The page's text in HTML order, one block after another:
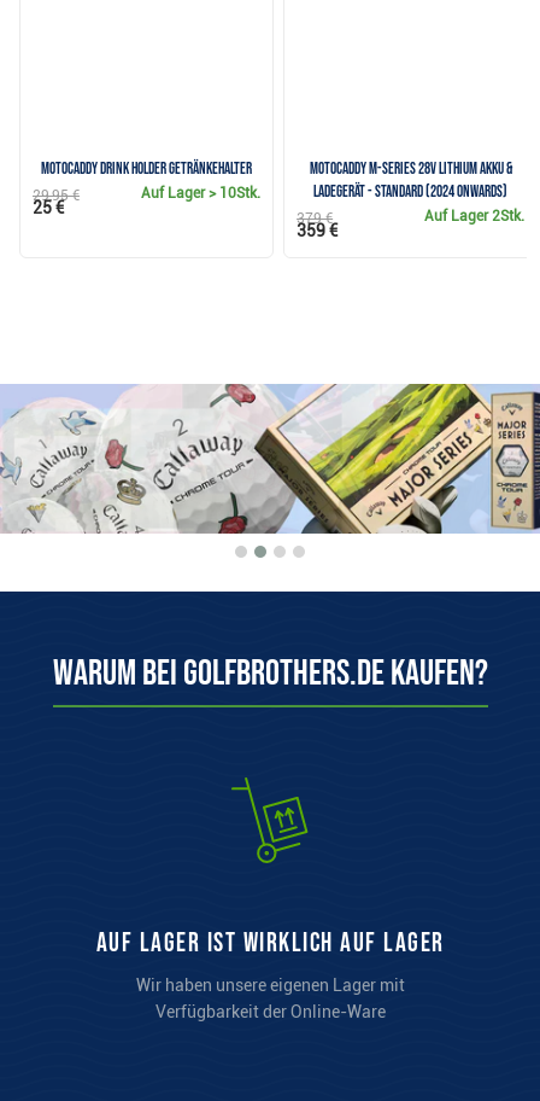
Motocaddy Drink Holder Getränkehalter
Auf Lager> 10Stk.
29,95 €
25 €
Motocaddy M-Series 28V Lithium Akku &
Ladegerät - Standard (2024 onwards)
Auf Lager2Stk.
379 €
359 €
Warum bei Golfbrothers.de kaufen?
auf Lager ist wirklich auf Lager
Wir haben unsere eigenen Lager mit
Verfügbarkeit der Online-Ware